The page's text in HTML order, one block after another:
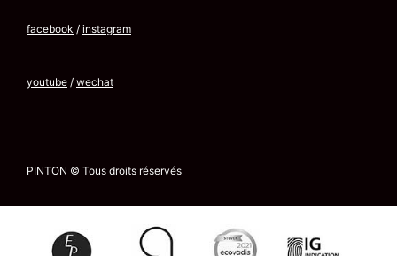
facebook / instagram
youtube / wechat
PINTON © Tous droits réservés